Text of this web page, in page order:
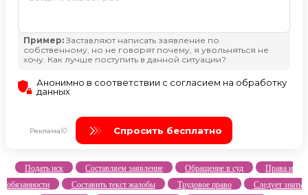
Подать иск Составляем заявление Обращение в суд
Права и
обязанности
Составить текст жалобы Трудовое право
Следует знать